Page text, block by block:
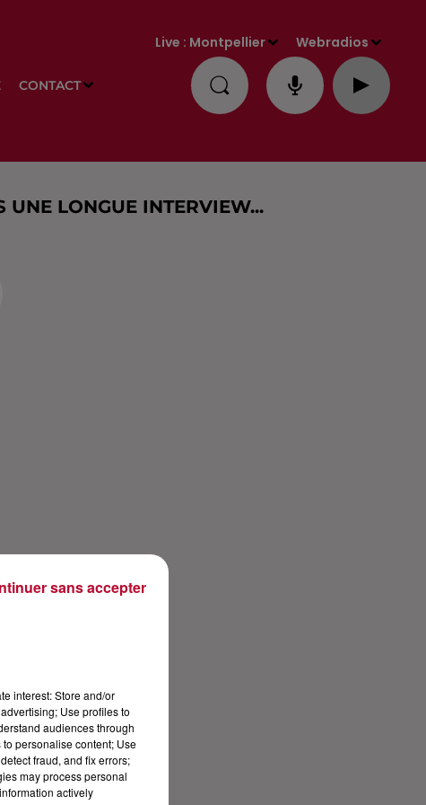
CONTACT
Live : Montpellier Webradios
LONGUE INTERVIEW...
interest: Store and/or
Use profiles to
audiences through
personalise content; Use
fraud, and fix errors;
may process personal
actively
sans accepter